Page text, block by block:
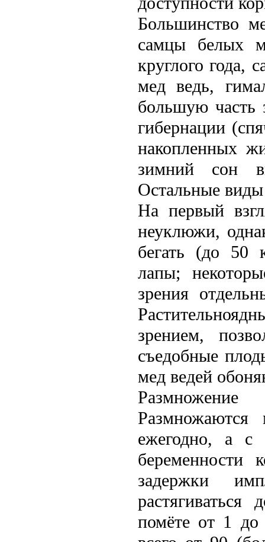
Большинство
самцы белых
круглого года,
мед вeдь,
большую часть
гибернации
накопленных
зимний сон
Остальные
На первый
неуклюжи,
бегать (до 50
лапы;
зрения
зрением,
съедобные
мед вeдей
Размножение
ежегодно, а
задержки
помёте от 1